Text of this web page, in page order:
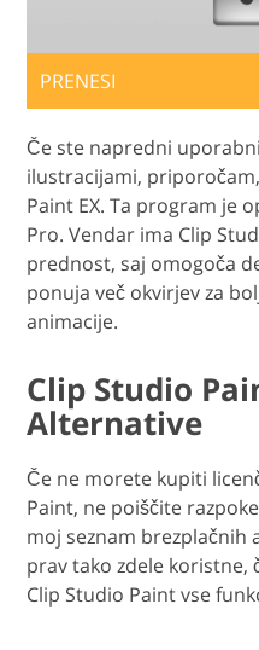
PRENESI
Če ste napredni
ilustracijami,
Paint EX. Ta program je
Pro. Vendar ima Clip
prednost, saj omogoča
ponuja več okvirjev za
animacije.
Clip Studio
Alternative
Če ne morete kupiti
Paint, ne poiščite
moj seznam brezplačnih
prav tako zdele koristne,
Clip Studio Paint vse